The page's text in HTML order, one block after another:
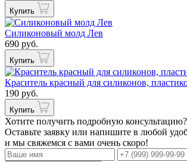
Купить
Силиконовый молд Лев
690 руб.
Купить
Краситель красный для силиконов,
190 руб.
Купить
Хотите получить подробную консультацию?
Оставьте заявку или напишите в любой
и мы свяжемся с вами очень скоро!